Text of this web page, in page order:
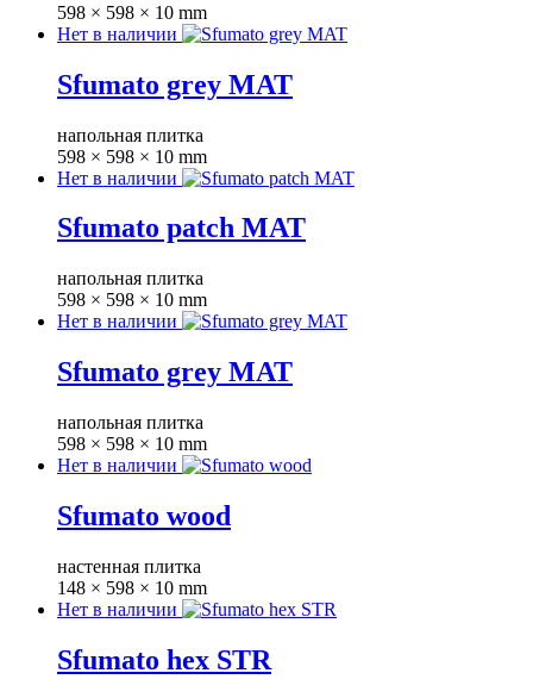
598 × 598 × 10 mm
Нет в наличии
Sfumato grey MAT
напольная плитка
598 × 598 × 10 mm
Нет в наличии
Sfumato patch MAT
напольная плитка
598 × 598 × 10 mm
Нет в наличии
Sfumato grey MAT
напольная плитка
598 × 598 × 10 mm
Нет в наличии
Sfumato wood
настенная плитка
148 × 598 × 10 mm
Нет в наличии
Sfumato hex STR